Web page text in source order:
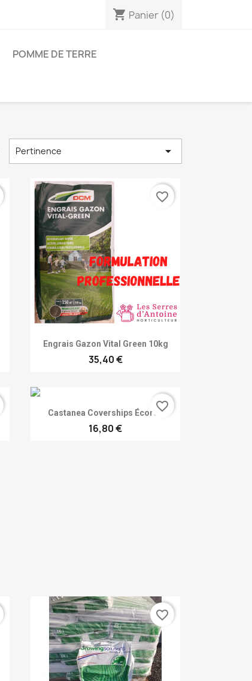
shopping_cart Panier (0)
POMME DE TERRE
Pertinence 
Achat rapide
Engrais Gazon Vital Green 10kg
35,40 €
favorite_border
Achat rapide
Castanea Coverships Écorce
16,80 €
favorite_border
favorite_border